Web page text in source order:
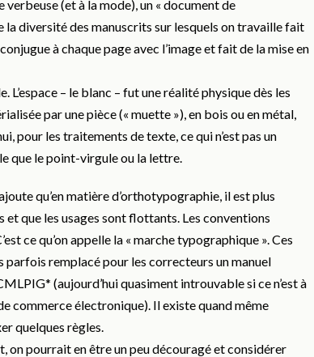
(et à la mode), un « document de
la diversité des manuscrits sur lesquels on travaille fait
à chaque page avec l’image et fait de la mise en
– le blanc – fut une réalité physique dès les
par une pièce (« muette »), en bois ou en métal,
pour les traitements de texte, ce qui n’est pas un
que le point-virgule ou la lettre.
qu’en matière d’orthotypographie, il est plus
et que les usages sont flottants. Les conventions
ce qu’on appelle la « marche typographique ». Ces
parfois remplacé pour les correcteurs un manuel
(aujourd’hui quasiment introuvable si ce n’est à
commerce électronique). Il existe quand même
quelques règles.
on pourrait en être un peu découragé et considérer